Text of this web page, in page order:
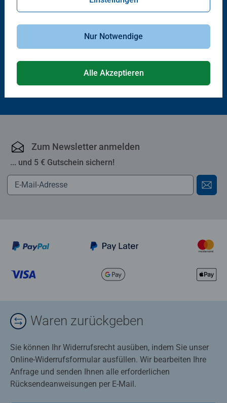
Gesellschaftsspiele & Brettspiele
17,99 €
Zum Newsletter anmelden
... und 5 € Gutschein sichern!
Waren zurückgeben
Sie können Ihr Widerrufsrecht ausüben, indem Sie unser
Online-Widerrufsformular ausfüllen. Wir bearbeiten Ihre
Anfrage und senden Ihnen alle erforderlichen
Rücksendeanweisungen per E-Mail.
Nur Notwendige
Alle Akzeptieren